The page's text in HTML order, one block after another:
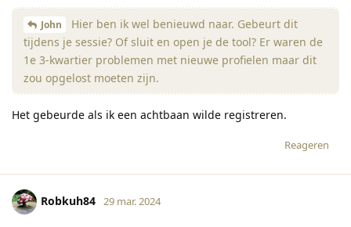
John
Hier ben ik wel benieuwd naar. Gebeurt dit
tijdens je sessie? Of sluit en open je de tool? Er waren de
1e 3-kwartier problemen met nieuwe profielen maar dit
zou opgelost moeten zijn.
Het gebeurde als ik een achtbaan wilde registreren.
Reageren
Robkuh84 29 mar. 2024